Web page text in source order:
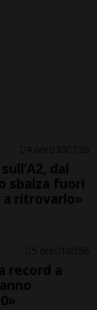
4 ore 35 126
dal
sbalza fuori
ritrovarlo»
5 ore 18 56
record a